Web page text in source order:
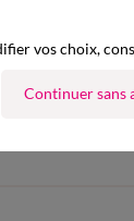
idées de
vos choix,
Continuer sans